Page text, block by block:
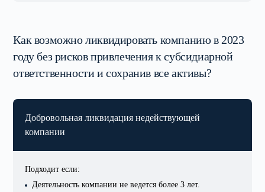
Как возможно ликвидировать компанию в 2023
году без рисков привлечения к субсидиарной
ответственности и сохранив все активы?
Добровольная ликвидациянедействующей
компании
Подходит если:
Деятельность компании не ведется более 3 лет.